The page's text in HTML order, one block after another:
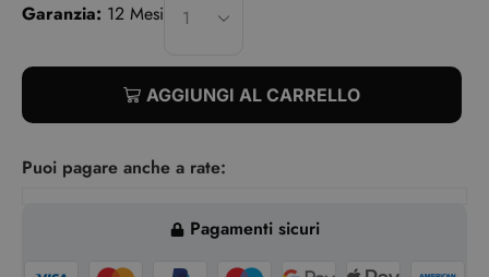
Garanzia: 12 Mesi
AGGIUNGI AL CARRELLO
Puoi pagare anche a rate:
Pagamenti sicuri